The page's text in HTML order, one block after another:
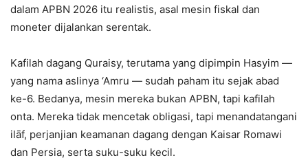
dalam APBN 2026 itu realistis, asal mesin fiskal dan
moneter dijalankan serentak.
Kafilah dagang Quraisy, terutama yang dipimpin Hasyim —
yang nama aslinya ‘Amru — sudah paham itu sejak abad
ke-6. Bedanya, mesin mereka bukan APBN, tapi kafilah
onta. Mereka tidak mencetak obligasi, tapi menandatangani
ilāf, perjanjian keamanan dagang dengan Kaisar Romawi
dan Persia, serta suku-suku kecil.